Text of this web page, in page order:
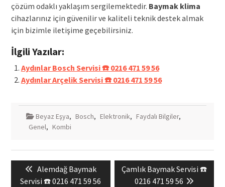
çözüm odaklı yaklaşım sergilemektedir. Baymak klima
cihazlarınız için güvenilir ve kaliteli teknik destek almak
için bizimle iletişime geçebilirsiniz.
İlgili Yazılar:
Aydınlar Bosch Servisi ☎️ 0216 471 59 56
Aydınlar Arçelik Servisi ☎️ 0216 471 59 56
Beyaz Eşya, Bosch, Elektronik, Faydalı Bilgiler,
Genel, Kombi
Yazı
gezinmesi
Previous
post:
Alemdağ Baymak
Servisi ☎️ 0216 471 59 56
Next
post:
Çamlık Baymak Servisi ☎️
0216 471 59 56